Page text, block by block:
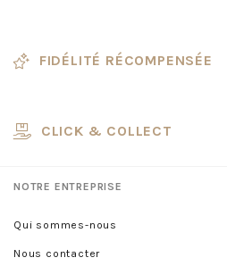
FIDÉLITÉ RÉCOMPENSÉE
CLICK & COLLECT
NOTRE ENTREPRISE
Qui sommes-nous
Nous contacter